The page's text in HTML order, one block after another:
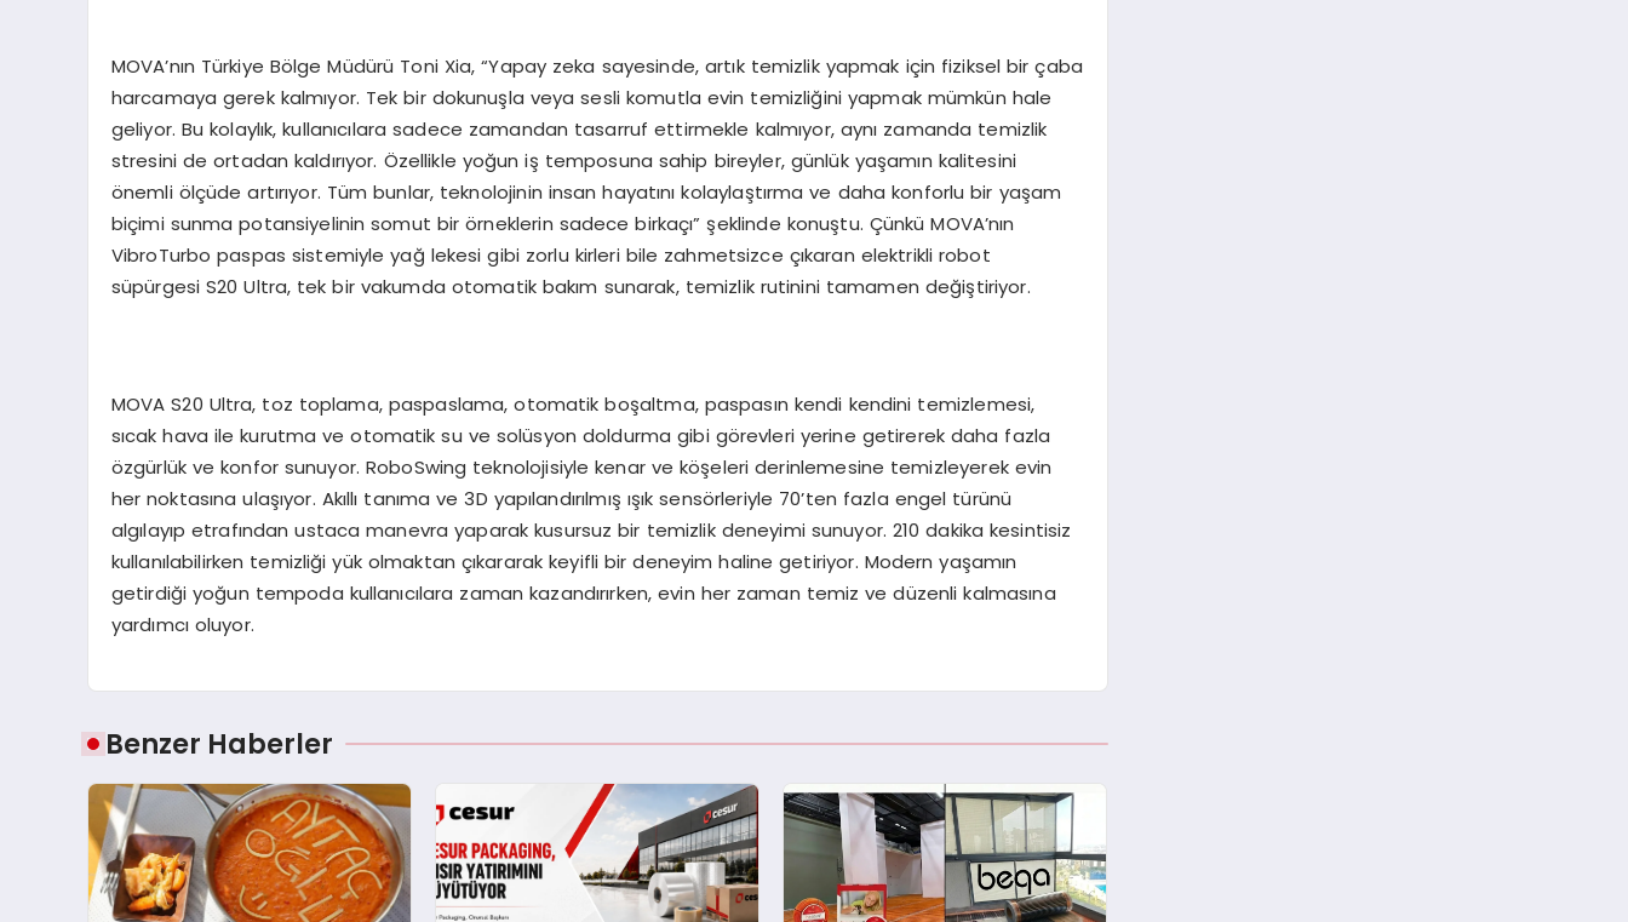
MOVA’nın Türkiye Bölge Müdürü Toni Xia, “Yapay zeka sayesinde, artık temizlik yapmak için fiziksel bir çaba
harcamaya gerek kalmıyor. Tek bir dokunuşla veya sesli komutla evin temizliğini yapmak mümkün hale
geliyor. Bu kolaylık, kullanıcılara sadece zamandan tasarruf ettirmekle kalmıyor, aynı zamanda temizlik
stresini de ortadan kaldırıyor. Özellikle yoğun iş temposuna sahip bireyler, günlük yaşamın kalitesini
önemli ölçüde artırıyor. Tüm bunlar, teknolojinin insan hayatını kolaylaştırma ve daha konforlu bir yaşam
biçimi sunma potansiyelinin somut bir örneklerin sadece birkaçı” şeklinde konuştu. Çünkü MOVA’nın
VibroTurbo paspas sistemiyle yağ lekesi gibi zorlu kirleri bile zahmetsizce çıkaran elektrikli robot
süpürgesi S20 Ultra, tek bir vakumda otomatik bakım sunarak, temizlik rutinini tamamen değiştiriyor.
MOVA S20 Ultra, toz toplama, paspaslama, otomatik boşaltma, paspasın kendi kendini temizlemesi,
sıcak hava ile kurutma ve otomatik su ve solüsyon doldurma gibi görevleri yerine getirerek daha fazla
özgürlük ve konfor sunuyor. RoboSwing teknolojisiyle kenar ve köşeleri derinlemesine temizleyerek evin
her noktasına ulaşıyor. Akıllı tanıma ve 3D yapılandırılmış ışık sensörleriyle 70’ten fazla engel türünü
algılayıp etrafından ustaca manevra yaparak kusursuz bir temizlik deneyimi sunuyor. 210 dakika kesintisiz
kullanılabilirken temizliği yük olmaktan çıkararak keyifli bir deneyim haline getiriyor. Modern yaşamın
getirdiği yoğun tempoda kullanıcılara zaman kazandırırken, evin her zaman temiz ve düzenli kalmasına
yardımcı oluyor.
Benzer Haberler